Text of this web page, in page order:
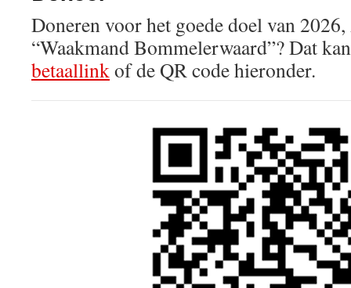
Doneren voor het goede doel van
“Waakmand Bommelerwaard”? Dat
betaallinkof de QR code hieronder.